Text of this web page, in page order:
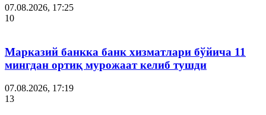
07.08.2026, 17:25
10
Марказий банкка банк хизматлари бўйича 11
мингдан ортиқ мурожаат келиб тушди
07.08.2026, 17:19
13